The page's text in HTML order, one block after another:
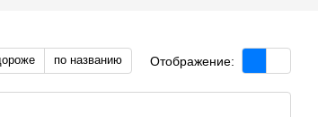
по названию Отображение: